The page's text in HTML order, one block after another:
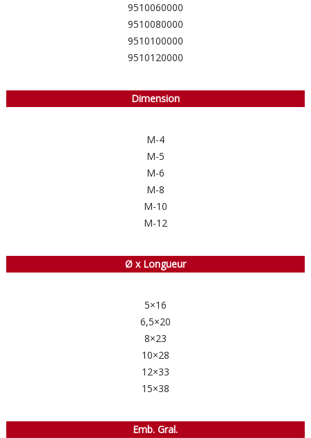
9510060000
9510080000
9510100000
9510120000
Dimension
M-4
M-5
M-6
M-8
M-10
M-12
Ø x Longueur
5×16
6,5×20
8×23
10×28
12×33
15×38
Emb. Gral.